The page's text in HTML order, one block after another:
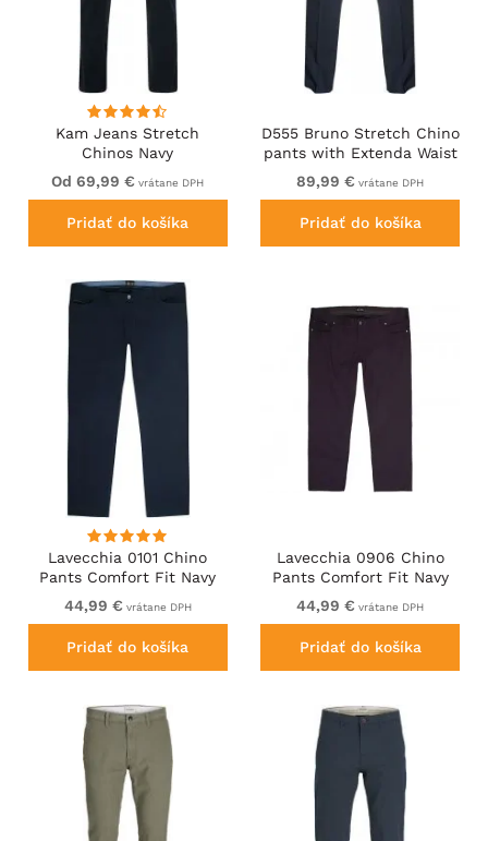
Kam Jeans Stretch
Chinos Navy
Od 69,99 € vrátane DPH
Pridať do košíka
D555 Bruno Stretch Chino
pants with Extenda Waist
Indigo Blue
89,99 € vrátane DPH
Pridať do košíka
Lavecchia 0101 Chino
Pants Comfort Fit Navy
44,99 € vrátane DPH
Pridať do košíka
Lavecchia 0906 Chino
Pants Comfort Fit Navy
44,99 € vrátane DPH
Pridať do košíka